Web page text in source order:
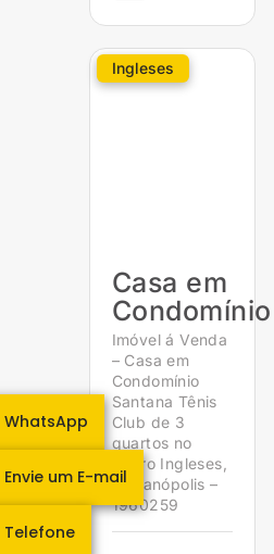
Ingleses
Casa em
Condomínio
Imóvel á Venda
– Casa em
Condomínio
Santana Tênis
Club de 3
quartos no
bairro Ingleses,
Florianópolis –
1960259
WhatsApp
Envie um E-mail
Telefone